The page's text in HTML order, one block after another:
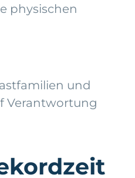
physischen
und
Verantwortung